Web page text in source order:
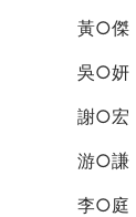
黃○傑
吳○妍
謝○宏
游○謙
李○庭